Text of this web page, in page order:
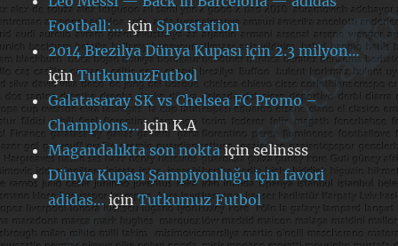
Football:… içinSporstation
2014 Brezilya Dünya Kupası için 2.3 milyon…
içinTutkumuzFutbol
Galatasaray SK vs Chelsea FC Promo –
Champions…içinK.A
Magandalıkta son noktaiçinselinsss
Dünya Kupası Şampiyonluğu için favori
adidas… içinTutkumuz Futbol